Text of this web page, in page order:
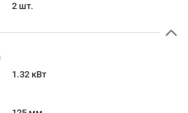
2 шт.
1.32 кВт